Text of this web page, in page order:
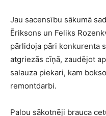
Jau sacensību sākumā
Ēriksons un Feliks
pārlidoja pāri konkurenta
atgriezās cīņā, zaudējot
salauza piekari, kam
remontdarbi.
Palou sākotnēji brauca